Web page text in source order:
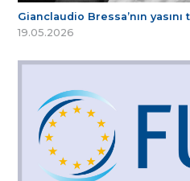
Gianclaudio Bressa’nın
19.05.2026